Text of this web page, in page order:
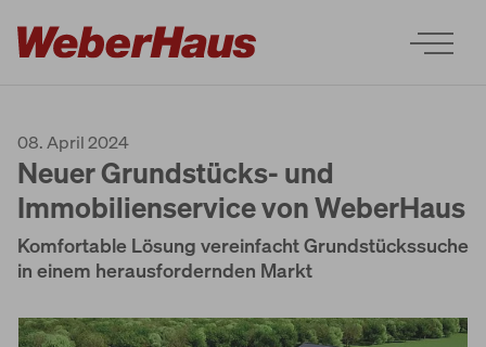
08. April 2024
Neuer Grundstücks- und
Immobilienservice von WeberHaus
Komfortable Lösung vereinfacht Grundstückssuche
in einem herausfordernden Markt
Houses
Construction